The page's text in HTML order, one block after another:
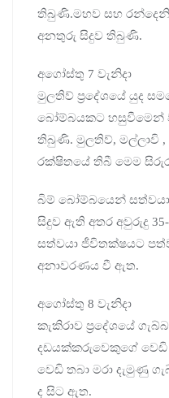
තිබුණි.මහව සහ
අනතුරු සිදුව තිබුණි.
අගෝස්තු 7 වැනිදා
මුලතිව් ප්‍රදේශයේ යුද
බෝම්බයකට හසුවීමෙන්
තිබුණි. මුලතිව්, මල්ලාවි ,
රක්ෂිතයේ තිබී මෙම
බිම් බෝම්බයෙන්
සිදුව ඇති අතර අවුරුදු
සත්වයා ජීවිතක්ෂයට
අනාවරණය වී ඇත.
අගෝස්තු 8 වැනිදා
කැකිරාව ප්‍රදේශයේ
දඩයක්කරුවෙකුගේ
වෙඩි තබා මරා දැමුණු
ද සිට ඇත.